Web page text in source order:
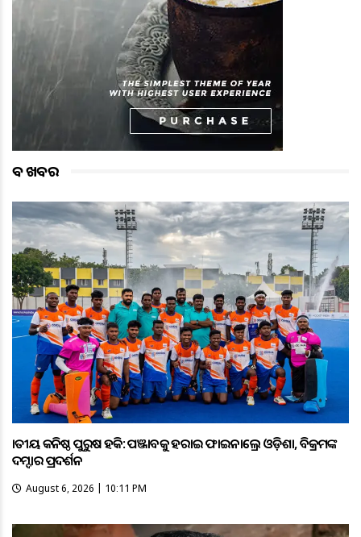
ବଡ ଖବର
ଜାତୀୟ କନିଷ୍ଠ ପୁରୁଷ ହକି: ପଞ୍ଜାବକୁ ହରାଇ ଫାଇନାଲ୍ରେ ଓଡ଼ିଶା, ବିକ୍ରମଙ୍କ
ଦମ୍ଦାର ପ୍ରଦର୍ଶନ
August 6, 2026 | 10:11 PM